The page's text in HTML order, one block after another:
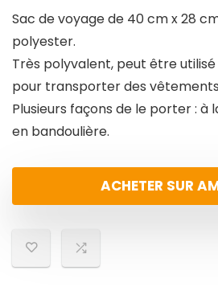
Sac de voyage de 40 cm x 28
polyester.
Très polyvalent, peut être
pour transporter des
Plusieurs façons de le porter : à
en bandoulière.
ACHETER SUR